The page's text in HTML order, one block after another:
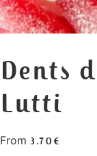
Dents
Lutti
From 3.70€